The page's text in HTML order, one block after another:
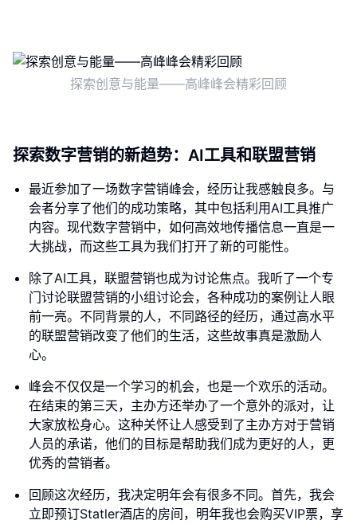
探索创意与能量——高峰峰会精彩回顾
探索数字营销的新趋势：AI工具和联盟营销
最近参加了一场数字营销峰会，经历让我感触良多。与
会者分享了他们的成功策略，其中包括利用AI工具推广
内容。现代数字营销中，如何高效地传播信息一直是一
大挑战，而这些工具为我们打开了新的可能性。
除了AI工具，联盟营销也成为讨论焦点。我听了一个专
门讨论联盟营销的小组讨论会，各种成功的案例让人眼
前一亮。不同背景的人，不同路径的经历，通过高水平
的联盟营销改变了他们的生活，这些故事真是激励人
心。
峰会不仅仅是一个学习的机会，也是一个欢乐的活动。
在结束的第三天，主办方还举办了一个意外的派对，让
大家放松身心。这种关怀让人感受到了主办方对于营销
人员的承诺，他们的目标是帮助我们成为更好的人，更
优秀的营销者。
回顾这次经历，我决定明年会有很多不同。首先，我会
立即预订Statler酒店的房间，明年我也会购买VIP票，享